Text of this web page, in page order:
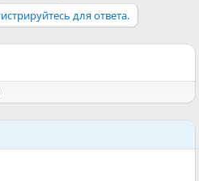
для ответа.